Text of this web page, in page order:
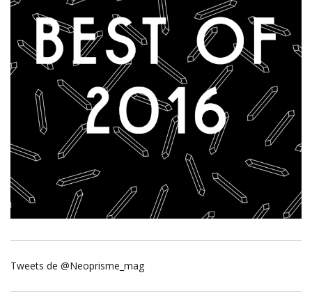
Tweets de @Neoprisme_mag